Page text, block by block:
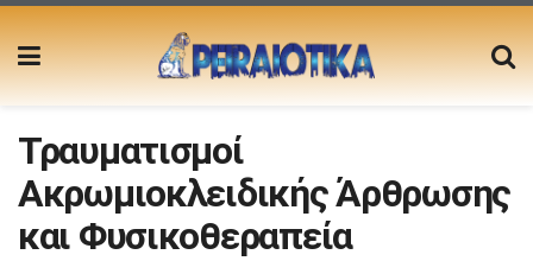
Τραυματισμοί
Ακρωμιοκλειδικής Άρθρωσης
και Φυσικοθεραπεία